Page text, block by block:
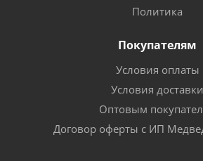
Политика
Покупателям
Условия оплаты
Условия доставки
Оптовым
Договор оферты с ИП